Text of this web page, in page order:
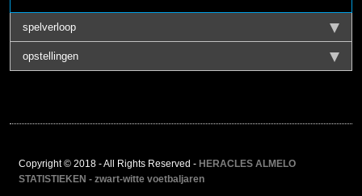
spelverloop
opstellingen
Copyright © 2018 - All Rights Reserved - HERACLES ALMELO
STATISTIEKEN - zwart-witte voetbaljaren